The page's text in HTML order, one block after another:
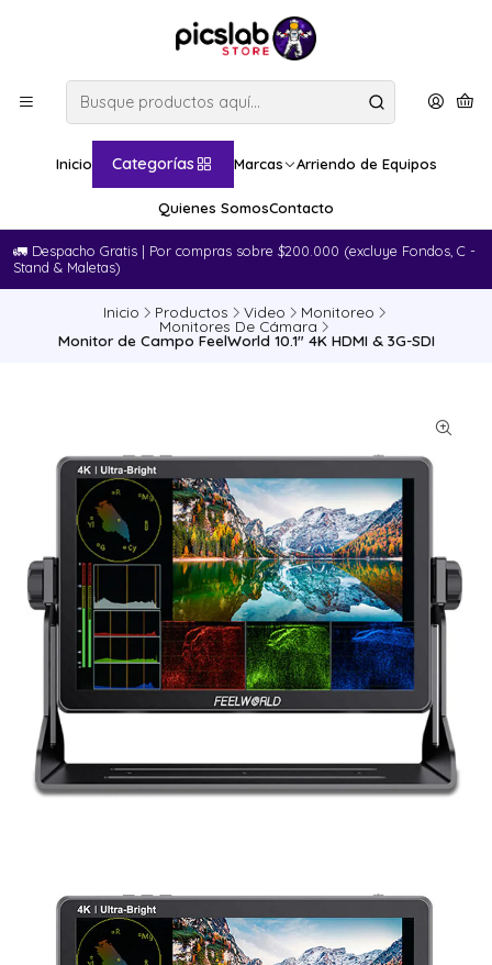
Inicio Categorías Marcas Arriendo de Equipos
Quienes SomosContacto
🚛​ Despacho Gratis | Por compras sobre $200.000 (excluye Fondos, C -
Stand & Maletas)
Inicio Productos Video Monitoreo
Monitores De Cámara
Monitor de Campo FeelWorld 10.1" 4K HDMI & 3G-SDI